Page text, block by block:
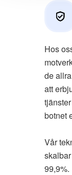
Hos
de
att
botnet
Vår
99,9%.